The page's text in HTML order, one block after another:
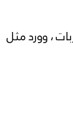
، وورد مثل